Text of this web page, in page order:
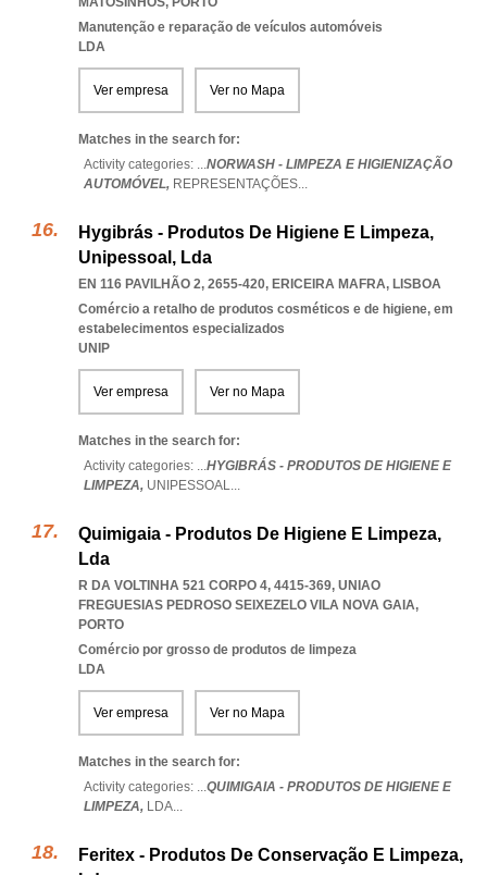
Manutenção e reparação de veículos automóveis
LDA
Ver empresa Ver no Mapa
Matches in the search for:
Activity categories: ...NORWASH - LIMPEZA E HIGIENIZAÇÃO
AUTOMÓVEL, REPRESENTAÇÕES...
Hygibrás - Produtos De Higiene E Limpeza,
Unipessoal, Lda
EN 116 PAVILHÃO 2, 2655-420, ERICEIRA MAFRA, LISBOA
Comércio a retalho de produtos cosméticos e de higiene, em
estabelecimentos especializados
UNIP
Ver empresa Ver no Mapa
Matches in the search for:
Activity categories: ...HYGIBRÁS - PRODUTOS DE HIGIENE E
LIMPEZA, UNIPESSOAL...
Quimigaia - Produtos De Higiene E Limpeza,
Lda
R DA VOLTINHA 521 CORPO 4, 4415-369, UNIAO
FREGUESIAS PEDROSO SEIXEZELO VILA NOVA GAIA,
PORTO
Comércio por grosso de produtos de limpeza
LDA
Ver empresa Ver no Mapa
Matches in the search for:
Activity categories: ...QUIMIGAIA - PRODUTOS DE HIGIENE E
LIMPEZA, LDA...
Feritex - Produtos De Conservação E Limpeza,